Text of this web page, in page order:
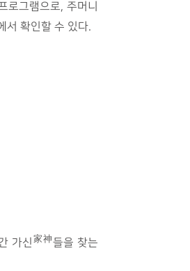
로그램으로, 주머니
서 확인할 수 있다.
가신 家神들을 찾는